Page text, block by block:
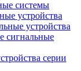
системы
устройства
устройства
сигнальные
серии